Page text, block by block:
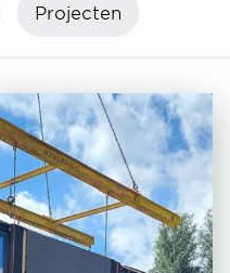
Projecten